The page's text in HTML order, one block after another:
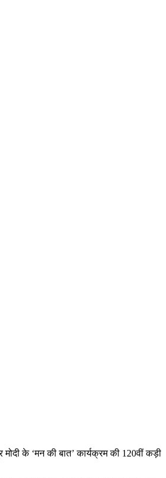
के ‘मन की बात’ कार्यक्रम की 120वीं कड़ी